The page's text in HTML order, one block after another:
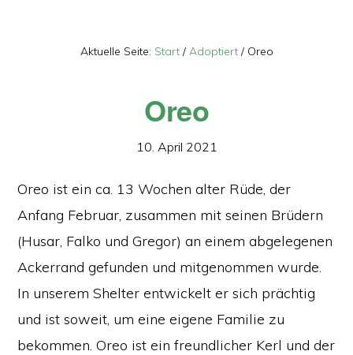
Aktuelle Seite: Start / Adoptiert /Oreo
Oreo
10. April 2021
Oreo ist ein ca. 13 Wochen alter Rüde, der
Anfang Februar, zusammen mit seinen Brüdern
(Husar, Falko und Gregor) an einem abgelegenen
Ackerrand gefunden und mitgenommen wurde.
In unserem Shelter entwickelt er sich prächtig
und ist soweit, um eine eigene Familie zu
bekommen. Oreo ist ein freundlicher Kerl und der